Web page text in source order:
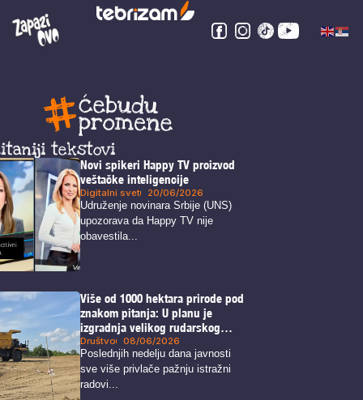
tekstovi
Novi spikeri Happy TV proizvod
veštačke inteligencije
Digitalni svet 20/06/2026
Udruženje novinara Srbije (UNS)
upozorava da Happy TV nije
obavestila...
Više od 1000 hektara prirode pod
znakom pitanja: U planu je
izgradnja velikog rudarskog
kompleksa u blizini Zaječara
Društvo 08/06/2026
Poslednjih nedelju dana javnosti
sve više privlače pažnju istražni
radovi...